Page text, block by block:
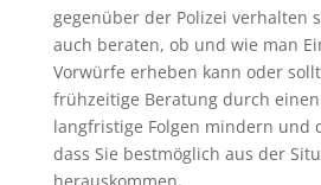
gegenüber der Polizei verhalten
auch beraten, ob und wie man
Vorwürfe erheben kann oder
frühzeitige Beratung durch
langfristige Folgen mindern und
dass Sie bestmöglich aus der